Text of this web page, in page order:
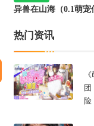
00:05
异兽在山海（0.1萌宠
热门资讯
险